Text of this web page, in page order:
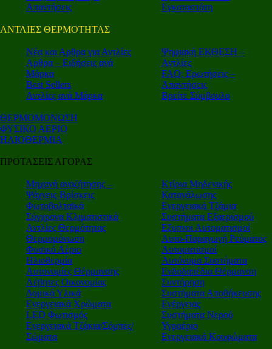
Απαντήσεις
Εγκαταστάτη
ΑΝΤΛΙΕΣ ΘΕΡΜΟΤΗΤΑΣ
Nέα και Αρθρα για Αντλίες
Αρθρα – Ειδήσεις ανά
Μάρκα
Best Sellers
Αντλίες ανά Μάρκα
Ψηφιακή ΕΚΘΕΣΗ –
Αντλίες
FAQ: Ερωτήσεις –
Απαντήσεις
Βρείτε Σύμβουλο
ΘΕΡΜΟΜΟΝΩΣΗ
ΦΥΣΙΚΟ ΑΕΡΙΟ
ΗΛΙΟΘΕΡΜΙΑ
ΠΡΟΤΑΣΕΙΣ ΑΓΟΡΑΣ
Μηχανή αναζήτησης –
Ψάχνεις-Βρίσκεις
Φωτοβολταϊκά
Σύγχρονα Κλιματιστικά
Αντλίες Θερμότητας
Θερμομόνωση
Φυσικό Αέριο
Ηλιοθερμία
Αυτονομίες Θέρμανσης
Λέβητες Οικονομίας
Δομικά Υλικά
Ενεργειακά Χρώματα
LED Φωτισμός
Ενεργειακά Τζάκια/Σόμπες/
Σώματα
Κτίρια Μηδενικής
Κατανάλωσης
Ενεργειακά Τζάμια
Συστήματα Εξαερισμού
Εξυπνοι Αυτοματισμοί
Αυτο-Παραγωγή Ρεύματος
Αυτοματισμοί
Αυτόνομα Συστήματα
Ενδοδαπέδια Θέρμανση
Συντήρηση
Συστήματα Αποθήκευσης
Ενέργειας
Συστήματα Νερού
Υγραέριο
Ενεργειακά Κουφώματα